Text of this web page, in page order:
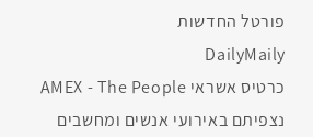
פורטל החדשות
DailyMaily
כרטיס אשראי AMEX - The People
נצפיתם באירועי אנשים ומחשבים